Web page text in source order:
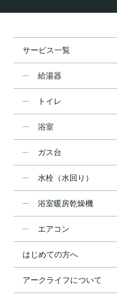
サービス一覧
給湯器
トイレ
浴室
ガス台
水栓（水回り）
浴室暖房乾燥機
エアコン
はじめての方へ
アークライフについて